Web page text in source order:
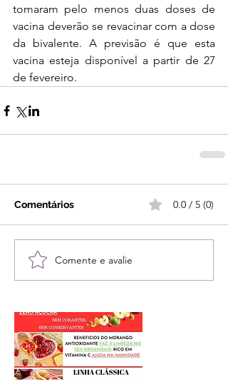
tomaram pelo menos duas doses de
vacina deverão se revacinar com a dose
da bivalente. A previsão é que esta
vacina esteja disponível a partir de 27
de fevereiro.
Comentários 0.0 / 5 (0)
Comente e avalie